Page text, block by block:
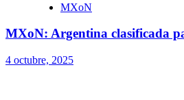
MXoN
MXoN: Argentina clasificada
4 octubre, 2025